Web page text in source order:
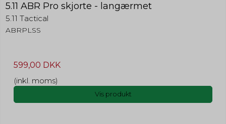
5.11 ABR Pro skjorte - langærmet
5.11 Tactical
ABRPLSS
599,00 DKK
(inkl. moms)
Vis produkt